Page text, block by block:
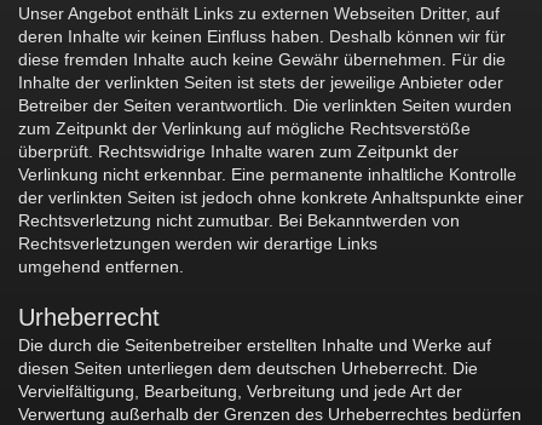
Unser Angebot enthält Links zu externen Webseiten Dritter, auf
deren Inhalte wir keinen Einfluss haben. Deshalb können wir für
diese fremden Inhalte auch keine Gewähr übernehmen. Für die
Inhalte der verlinkten Seiten ist stets der jeweilige Anbieter oder
Betreiber der Seiten verantwortlich. Die verlinkten Seiten wurden
zum Zeitpunkt der Verlinkung auf mögliche Rechtsverstöße
überprüft. Rechtswidrige Inhalte waren zum Zeitpunkt der
Verlinkung nicht erkennbar. Eine permanente inhaltliche Kontrolle
der verlinkten Seiten ist jedoch ohne konkrete Anhaltspunkte einer
Rechtsverletzung nicht zumutbar. Bei Bekanntwerden von
Rechtsverletzungen werden wir derartige Links
umgehend entfernen.
Urheberrecht
Die durch die Seitenbetreiber erstellten Inhalte und Werke auf
diesen Seiten unterliegen dem deutschen Urheberrecht. Die
Vervielfältigung, Bearbeitung, Verbreitung und jede Art der
Verwertung außerhalb der Grenzen des Urheberrechtes bedürfen